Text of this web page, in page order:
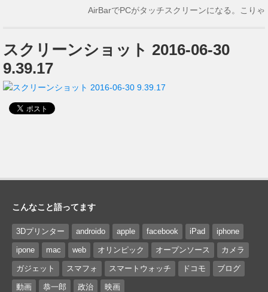
AirBarでPCがタッチスクリーンになる。こりゃ
スクリーンショット 2016-06-30
9.39.17
こんなこと語ってます
3Dプリンター androido apple facebook iPad iphone
ipone mac web オリンピック オープンソース カメラ
ガジェット スマフォ スマートウォッチ ドコモ ブログ
動画 恭一郎 政治 映画